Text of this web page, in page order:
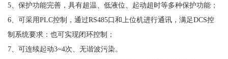
5、保护功能完善，具有超温、低液位、起动超时等多种保护功能；
6、可采用PLC控制，通过RS485口和上位机进行通讯，满足DCS控
制系统要求：也可实现闭环控制；
7、可连续起动3~4次、无谐波污染。